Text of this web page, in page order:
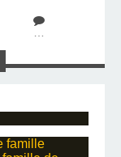
…
famille